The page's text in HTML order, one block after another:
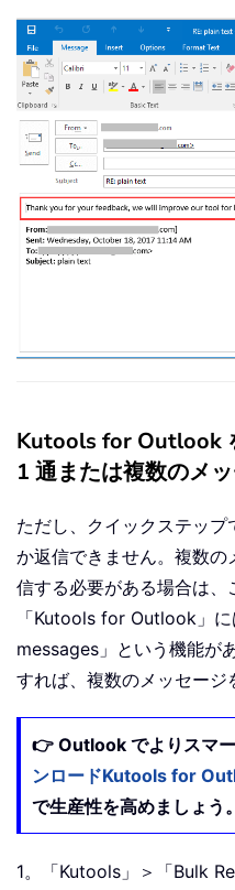
Kutools for Outlook
1 通または複数のメ
ただし、クイックステップ
か返信できません。複数の
信する必要がある場合は、
「Kutools for Outlook 」
messages 」という機能が
すれば、複数のメッセージ
👉 Outlook でよりスマ
ンロードKutools for
で生産性を高めましょう
1。「Kutools」＞「Bulk